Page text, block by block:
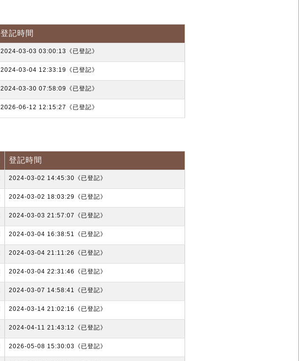
登記時間
2024-03-03 03:00:13《已登記》
2024-03-04 12:33:19《已登記》
2024-03-30 07:58:09《已登記》
2026-06-12 12:15:27《已登記》
登記時間
2024-03-02 14:45:30《已登記》
2024-03-02 18:03:29《已登記》
2024-03-03 21:57:07《已登記》
2024-03-04 16:38:51《已登記》
2024-03-04 21:11:26《已登記》
2024-03-04 22:31:46《已登記》
2024-03-07 14:58:41《已登記》
2024-03-14 21:02:16《已登記》
2024-04-11 21:43:12《已登記》
2026-05-08 15:30:03《已登記》